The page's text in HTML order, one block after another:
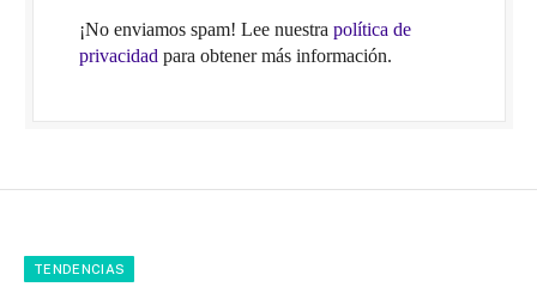
¡No enviamos spam! Lee nuestra política de
privacidad para obtener más información.
TENDENCIAS